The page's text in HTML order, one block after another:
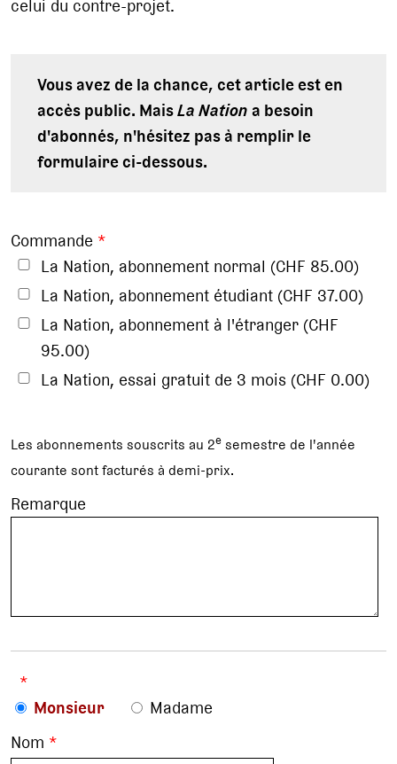
celui du contre-projet.
Vous avez de la chance, cet article est en
accès public. MaisLa Nationa besoin
d'abonnés, n'hésitez pas à remplir le
formulaire ci-dessous.
Commande *
La Nation, abonnement normal (CHF 85.00)
La Nation, abonnement étudiant (CHF 37.00)
La Nation, abonnement à l'étranger (CHF
95.00)
La Nation, essai gratuit de 3 mois (CHF 0.00)
Les abonnements souscrits au 2e semestre de l'année
courante sont facturés à demi-prix.
Remarque
*
Monsieur
Madame
Nom *